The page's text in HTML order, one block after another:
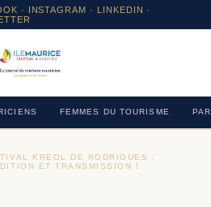
· INSTAGRAM · LINKEDIN ·
FEMMES DU TOURISME
KREOL DE RODRIGUES :
ET TRANSMISSION !